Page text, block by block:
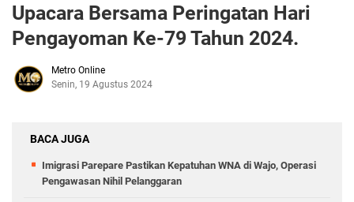
Upacara Bersama Peringatan Hari
Pengayoman Ke-79 Tahun 2024.
Metro Online
Senin, 19 Agustus 2024
BACA JUGA
Imigrasi Parepare Pastikan Kepatuhan WNA di Wajo, Operasi
Pengawasan Nihil Pelanggaran